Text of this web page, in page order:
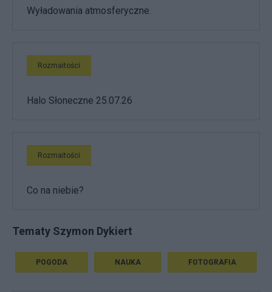
Wyładowania atmosferyczne.
Rozmaitości
Halo Słoneczne 25.07.26
Rozmaitości
Co na niebie?
Tematy Szymon Dykiert
POGODA NAUKA FOTOGRAFIA